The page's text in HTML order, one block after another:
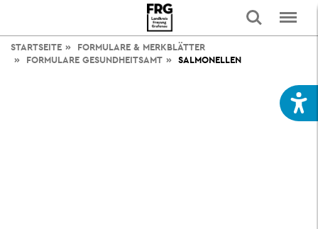
STARTSEITE
FORMULARE & MERKBLÄTTER
FORMULARE GESUNDHEITSAMT
SALMONELLEN